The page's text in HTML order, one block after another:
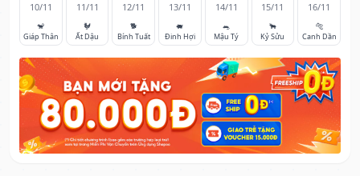
10/11
🐒
Giáp Thân
11/11
🐓
Ất Dậu
12/11
🐕
Bính Tuất
13/11
🐖
Đinh Hợi
14/11
🐀
Mậu Tý
15/11
🐂
Kỷ Sửu
16/11
🐅
Canh Dần